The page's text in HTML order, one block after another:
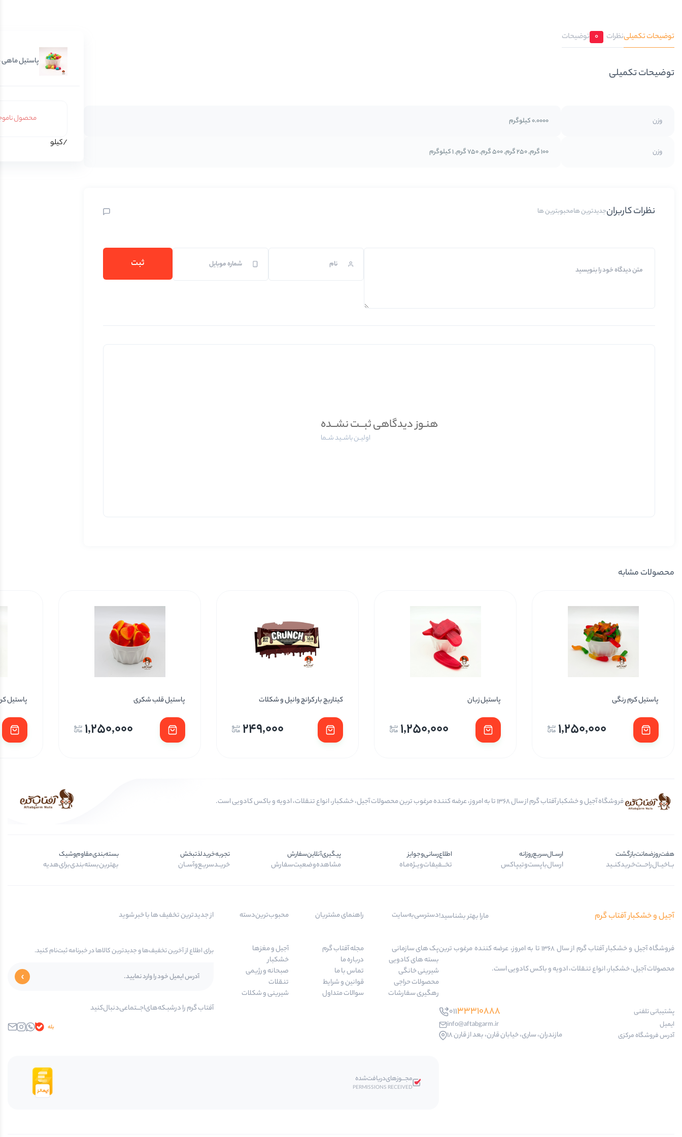
توضیحات تکمیلینظرات 0 توضیحات
توضیحات تکمیلی
وزن 0.0000 کیلوگرم
وزن 100 گرم, 250 گرم, 500 گرم, 750 گرم, 1 کیلوگرم
نظرات کاربرانجدیدترین هامحبوبترین ها
هنـوز دیدگاهی ثبــت نشــده
اولیــن باشــید شــما
پاستیل ماهی
محصول
/کیلو
محصولات مشابه
پاستیل کرم رنگی
1,250,000
پاستیل زبان
1,250,000
کیتاریچ بار کرانچ وانیل و شکلات
249,000
پاستیل قلب شکری
1,250,000
پاستیل
فروشگاه آجیل و خشکبار آفتاب گرم از سال 1368 تا به امروز، عرضه کننده مرغوب ترین محصولات آجیل، خشکبار، انواع تنقلات، ادویه و باکس کادویی است.
هفت‌روز‌ضمانت‌بازگشت
بــا‌خیــال‌راحـــت‌خـرید‌کنــید
ارســال‌سریع‌روزانه
ارسال‌با‌پست‌و‌تیپاکس
اطلاع‌رسانی‌و‌جوایز
تخـــفیفات‌ویــژه‌مـاه
پیگیری‌آنلاین‌سفارش
مشاهده‌وضعیت‌سفارش
تجربه‌خرید‌لذتبخش
خریــد‌سریـع‌و‌آســان
بسته‌بندی‌مقاوم‌وشیک
بهترین‌بسته‌بندی‌برای‌هدیه
آجیل و خشکبار آفتاب گرم مارا بهتر بشناسید!
فروشگاه آجیل و خشکبار آفتاب گرم از سال 1368 تا به امروز، عرضه کننده مرغوب ترین
محصولات آجیل، خشکبار، انواع تنقلات، ادویه و باکس کادویی است.
پشتیبانی تلفنی 01133310888
ایمیل
info@aftabgarm.ir
آدرس‌ فروشگاه مرکزی
مازندران، ساری، خیابان قارن، بعد از قارن 18
دسترسی‌به‌سایت
پک های سازمانی
بسته های کادویی
شیرینی خانگی
محصولات حراجی
رهگیری سفارشات
راهنمای مشتریان
مجله آفتاب گرم
درباره ما
تماس با ما
قوانین و شرایط
سوالات متداول
محبوب‌ترین‌دسته‌
آجیل و مغزها
خشکبار
صبحانه و رژیمی
تنقلات
شیرینی و شکلات
از جدیدترین تخفیف ها با خبر شوید
برای اطلاع از آخرین تخفیف‌ها و جدیدترین کالاها در خبرنامه ثبت‌نام کنید.
آفتاب گرم را در‌‌شبـکه‌های‌اجـــتماعی‌دنبال‌کنید
بلهواتساپ
اینستاگرامایمیل
مجـــوز‌های‌دریافت‌شده
PERMISSIONS RECEIVED